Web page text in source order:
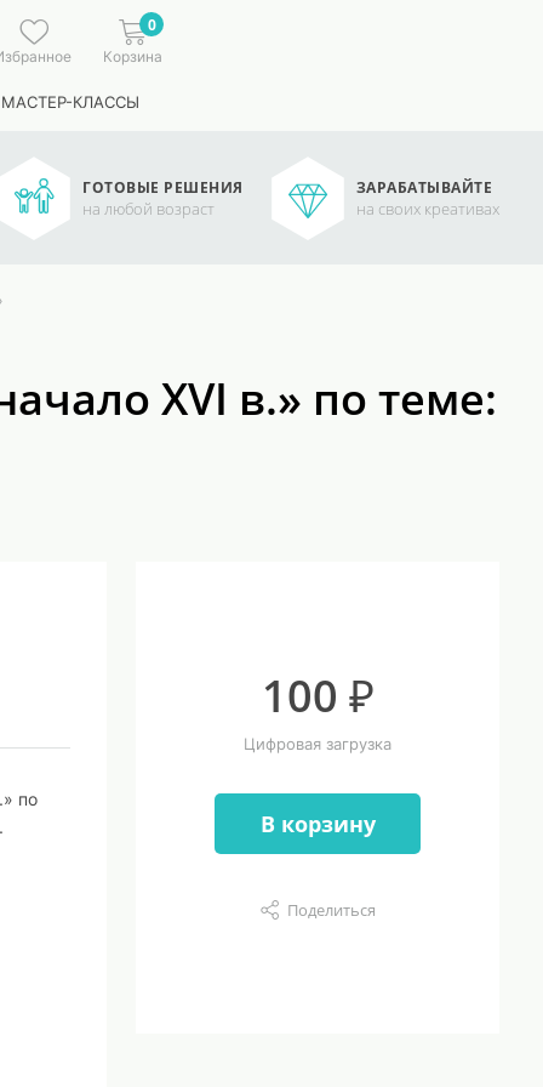
0
Корзина
КЛАССЫ
ГОТОВЫЕ РЕШЕНИЯ
на любой возраст
ЗАРАБАТЫВАЙТЕ
на своих креативах
XVI в.» по теме:
по
100 ₽
Цифровая загрузка
В корзину
Поделиться